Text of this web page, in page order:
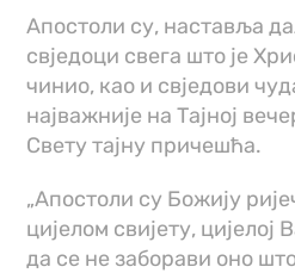
Апостоли су, наставља
свједоци свега што је
чинио, као и свједови
најважније на Тајној
Свету тајну причешћа.
„Апостоли су Божију
цијелом свијету,
да се не заборави оно